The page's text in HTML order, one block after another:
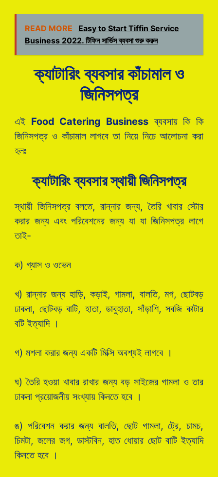
READ MORE
Easy to Start Tiffin Service
Business 2022. টিফিন সার্ভিস ব্যবসা শুরু করুন
ক্যাটারিং ব্যবসার কাঁচামাল ও
জিনিসপত্র
এই Food Catering Business ব্যবসায় কি কি
জিনিসপত্র ও কাঁচামাল লাগবে তা নিয়ে নিচে আলোচনা করা
হলঃ
ক্যাটারিং ব্যবসার স্থায়ী জিনিসপত্র
স্থায়ী জিনিসপত্র বলতে, রান্নার জন্য, তৈরি খাবার স্টোর
করার জন্য এবং পরিবেশনের জন্য যা যা জিনিসপত্র লাগে
তাই-
ক) গ্যাস ও ওভেন
খ) রান্নার জন্য হাড়ি, কড়াই, গামলা, বালতি, মগ, ছোটবড়
ঢাকনা, ছোটবড় বাটি, হাতা, ডাবুহাতা, সাঁড়াশি, সবজি কাটার
বটি ইত্যাদি ।
গ) মশলা করার জন্য একটি মিক্সি অবশ্যই লাগবে ।
ঘ) তৈরি হওয়া খাবার রাখার জন্য বড় সাইজের গামলা ও তার
ঢাকনা প্রয়োজনীয় সংখ্যায় কিনতে হবে ।
ঙ) পরিবেশন করার জন্য বালতি, ছোট গামলা, ট্রে, চামচ,
চিমটা, জলের জগ, ডাস্টবিন, হাত ধোয়ার ছোট বাটি ইত্যাদি
কিনতে হবে ।